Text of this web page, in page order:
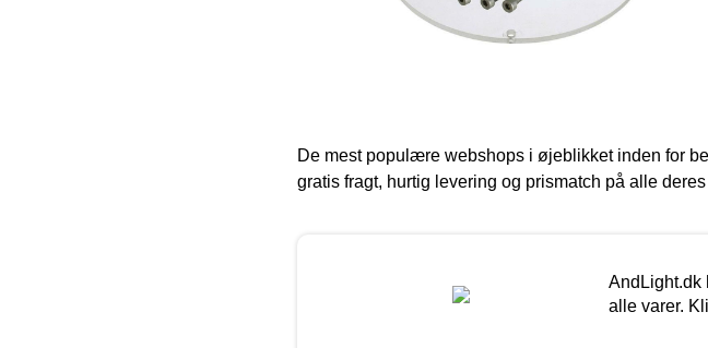
De mest populære webshops i øjeblikket inden for
gratis fragt, hurtig levering og prismatch på alle deres
AndLight.dk
alle varer.